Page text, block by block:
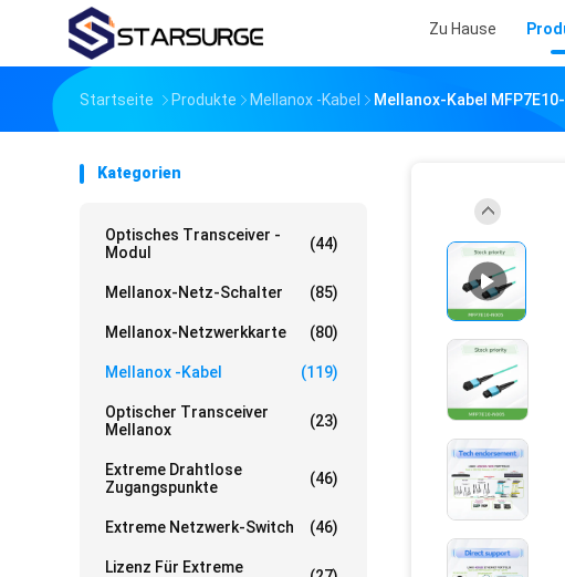
Zu Hause
Startseite Produkte Mellanox -Kabel Mellanox-Kabel
Kategorien
Optisches Transceiver -
Modul
(44)
Mellanox-Netz-Schalter (85)
Mellanox-Netzwerkkarte (80)
Mellanox -Kabel (119)
Optischer Transceiver
Mellanox
(23)
Extreme Drahtlose
Zugangspunkte
(46)
Extreme Netzwerk-Switch (46)
Lizenz Für Extreme